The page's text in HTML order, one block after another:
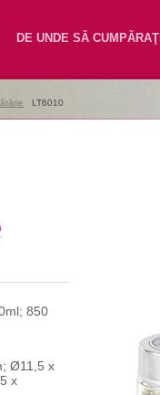
DE UNDE SĂ CUMPĂRAŢI
LT6010
850
Ø11,5 x
x